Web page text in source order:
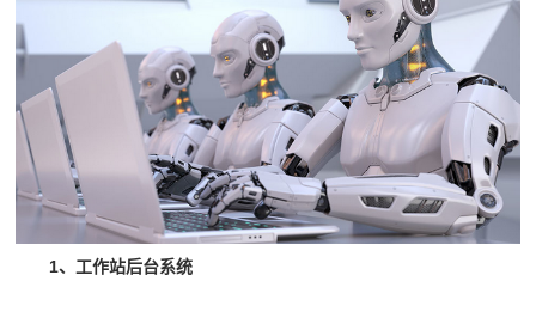
1、工作站后台系统